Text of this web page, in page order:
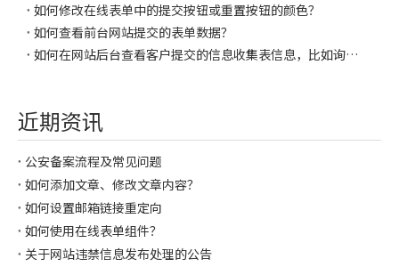
如何修改在线表单中的提交按钮或重置按钮的颜色？
如何查看前台网站提交的表单数据？
如何在网站后台查看客户提交的信息收集表信息，比如询价信息？
近期资讯
公安备案流程及常见问题
如何添加文章、修改文章内容？
如何设置邮箱链接重定向
如何使用在线表单组件？
关于网站违禁信息发布处理的公告